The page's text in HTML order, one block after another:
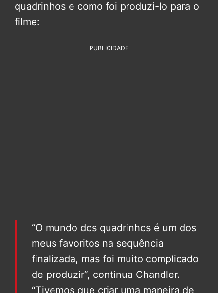
quadrinhos e como foi produzi-lo para o
filme:
PUBLICIDADE
“O mundo dos quadrinhos é um dos
meus favoritos na sequência
finalizada, mas foi muito complicado
de produzir”, continua Chandler.
“Tivemos que criar uma maneira de